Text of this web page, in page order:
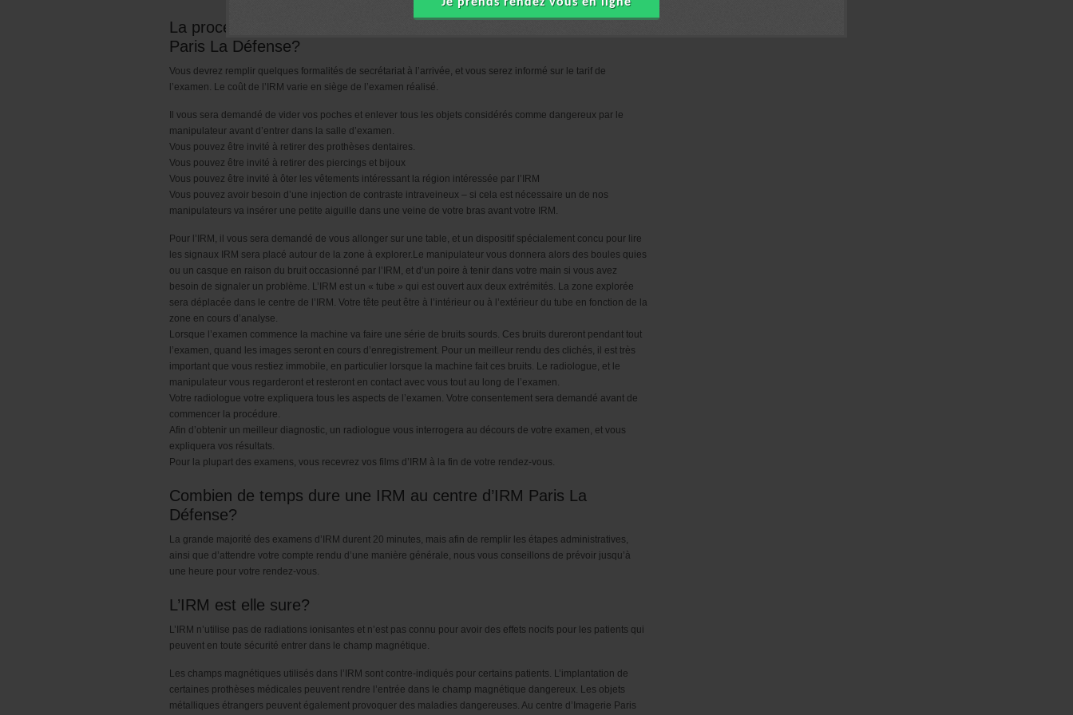
Je prends rendez vous en ligne
La procédure – Comment se déroule une IRM au centre d’IRM
Paris La Défense?
Vous devrez remplir quelques formalités de secrétariat à l’arrivée, et vous serez informé sur le tarif de
l’examen. Le coût de l’IRM varie en siège de l’examen réalisé.
Il vous sera demandé de vider vos poches et enlever tous les objets considérés comme dangereux par le
manipulateur avant d’entrer dans la salle d’examen.
Vous pouvez être invité à retirer des prothèses dentaires.
Vous pouvez être invité à retirer des piercings et bijoux
Vous pouvez être invité à ôter les vêtements intéressant la région intéressée par l’IRM
Vous pouvez avoir besoin d’une injection de contraste intraveineux – si cela est nécessaire un de nos
manipulateurs va insérer une petite aiguille dans une veine de votre bras avant votre IRM.
Pour l’IRM, il vous sera demandé de vous allonger sur une table, et un dispositif spécialement concu pour lire
les signaux IRM sera placé autour de la zone à explorer.Le manipulateur vous donnera alors des boules quies
ou un casque en raison du bruit occasionné par l’IRM, et d’un poire à tenir dans votre main si vous avez
besoin de signaler un problème. L’IRM est un « tube » qui est ouvert aux deux extrémités. La zone explorée
sera déplacée dans le centre de l’IRM. Votre tête peut être à l’intérieur ou à l’extérieur du tube en fonction de la
zone en cours d’analyse.
Lorsque l’examen commence la machine va faire une série de bruits sourds. Ces bruits dureront pendant tout
l’examen, quand les images seront en cours d’enregistrement. Pour un meilleur rendu des clichés, il est très
important que vous restiez immobile, en particulier lorsque la machine fait ces bruits. Le radiologue, et le
manipulateur vous regarderont et resteront en contact avec vous tout au long de l’examen.
Votre radiologue votre expliquera tous les aspects de l’examen. Votre consentement sera demandé avant de
commencer la procédure.
Afin d’obtenir un meilleur diagnostic, un radiologue vous interrogera au décours de votre examen, et vous
expliquera vos résultats.
Pour la plupart des examens, vous recevrez vos films d’IRM à la fin de votre rendez-vous.
Combien de temps dure une IRM au centre d’IRM Paris La
Défense?
La grande majorité des examens d’IRM durent 20 minutes, mais afin de remplir les étapes administratives,
ainsi que d’attendre votre compte rendu d’une manière générale, nous vous conseillons de prévoir jusqu’à
une heure pour votre rendez-vous.
L’IRM est elle sure?
L’IRM n’utilise pas de radiations ionisantes et n’est pas connu pour avoir des effets nocifs pour les patients qui
peuvent en toute sécurité entrer dans le champ magnétique.
Les champs magnétiques utilisés dans l’IRM sont contre-indiqués pour certains patients. L’implantation de
certaines prothèses médicales peuvent rendre l’entrée dans le champ magnétique dangereux. Les objets
métalliques étrangers peuvent également provoquer des maladies dangereuses. Au centre d’Imagerie Paris